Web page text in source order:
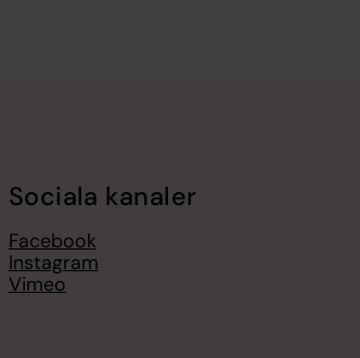
Sociala kanaler
Facebook
Instagram
Vimeo